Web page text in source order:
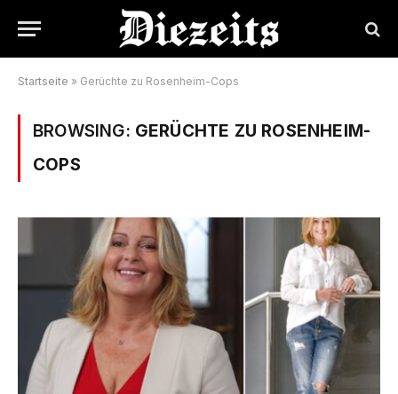
Startseite » Gerüchte zu Rosenheim-Cops
BROWSING: GERÜCHTE ZU ROSENHEIM-
COPS